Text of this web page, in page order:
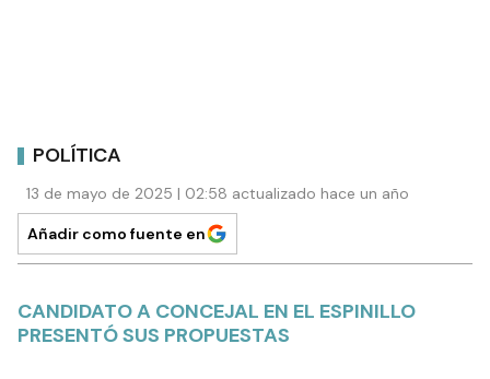
POLÍTICA
13 de mayo de 2025 | 02:58 actualizado hace un año
Añadir como fuente en
CANDIDATO A CONCEJAL EN EL ESPINILLO
PRESENTÓ SUS PROPUESTAS